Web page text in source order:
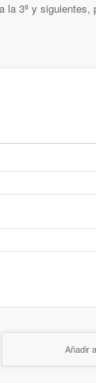
la 3ª y siguientes,
Añadir